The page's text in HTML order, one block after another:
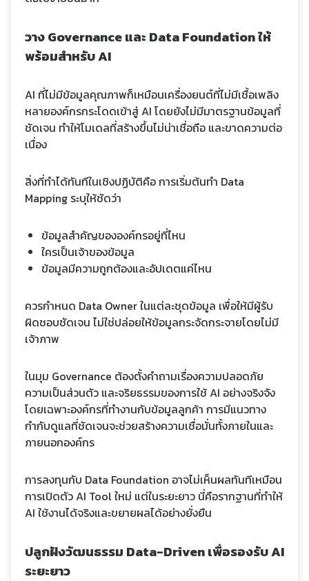
วาง Governance และ Data Foundation ให้
พร้อมสำหรับ AI
AI ที่ไม่มีข้อมูลคุณภาพก็เหมือนเครื่องยนต์ที่ไม่มีเชื้อเพลิง
หลายองค์กรกระโดดเข้าสู่ AI โดยยังไม่มีมาตรฐานข้อมูลที่
ชัดเจน ทำให้โมเดลที่สร้างขึ้นไม่น่าเชื่อถือ และขาดความต่อ
เนื่อง
สิ่งที่ทำได้ทันทีในเชิงปฏิบัติคือ การเริ่มต้นทำ Data
Mapping ระบุให้ชัดว่า
ข้อมูลสำคัญขององค์กรอยู่ที่ไหน
ใครเป็นเจ้าของข้อมูล
ข้อมูลมีความถูกต้องและอัปเดตแค่ไหน
ควรกำหนด Data Owner ในแต่ละชุดข้อมูล เพื่อให้มีผู้รับ
ผิดชอบชัดเจน ไม่ใช่ปล่อยให้ข้อมูลกระจัดกระจายโดยไม่มี
เจ้าภาพ
ในมุม Governance ต้องตั้งคำถามเรื่องความปลอดภัย
ความเป็นส่วนตัว และจริยธรรมของการใช้ AI อย่างจริงจัง
โดยเฉพาะองค์กรที่ทำงานกับข้อมูลลูกค้า การมีแนวทาง
กำกับดูแลที่ชัดเจนจะช่วยสร้างความเชื่อมั่นทั้งภายในและ
ภายนอกองค์กร
การลงทุนกับ Data Foundation อาจไม่เห็นผลทันทีเหมือน
การเปิดตัว AI Tool ใหม่ แต่ในระยะยาว นี่คือรากฐานที่ทำให้
AI ใช้งานได้จริงและขยายผลได้อย่างยั่งยืน
ปลูกฝังวัฒนธรรม Data-Driven เพื่อรองรับ AI
ระยะยาว